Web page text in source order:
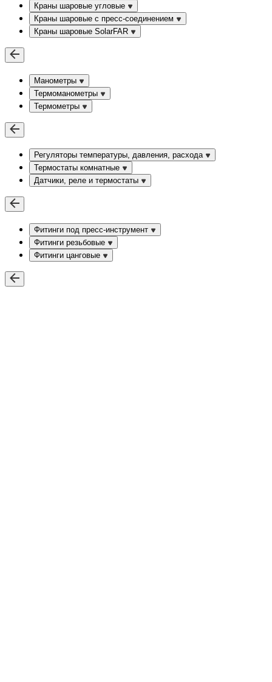
Краны шаровые угловые
Краны шаровые c пресс-соединением
Краны шаровые SolarFAR
Манометры
Термоманометры
Термометры
Регуляторы температуры, давления, расхода
Термостаты комнатные
Датчики, реле и термостаты
Фитинги под пресс-инструмент
Фитинги резьбовые
Фитинги цанговые